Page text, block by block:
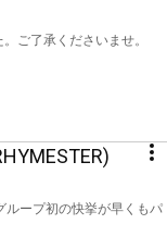
ご了承くださいませ。
ループ初の快挙が早くもパ